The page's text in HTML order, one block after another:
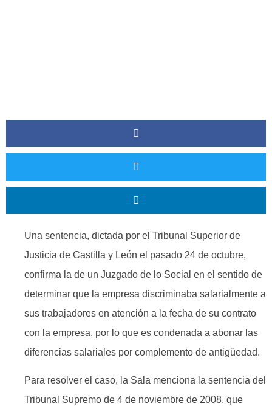
Una sentencia, dictada por el Tribunal Superior de
Justicia de Castilla y León el pasado 24 de octubre,
confirma la de un Juzgado de lo Social en el sentido de
determinar que la empresa discriminaba salarialmente a
sus trabajadores en atención a la fecha de su contrato
con la empresa, por lo que es condenada a abonar las
diferencias salariales por complemento de antigüedad.
Para resolver el caso, la Sala menciona la sentencia del
Tribunal Supremo de 4 de noviembre de 2008, que